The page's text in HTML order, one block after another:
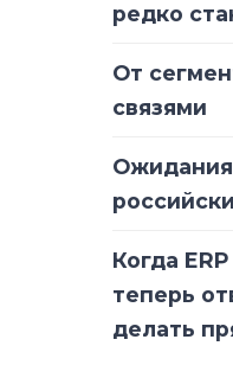
редко
От
связями
Ожидания
Когда
теперь
делать